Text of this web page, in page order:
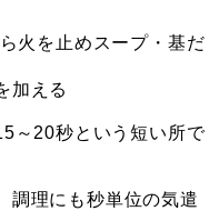
火を止めスープ・基だ
加える
～20秒という短い所で
調理にも秒単位の気遣